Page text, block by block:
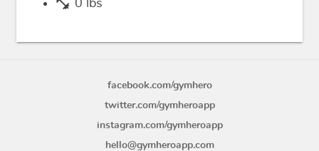
0 lbs
facebook.com/gymhero
twitter.com/gymheroapp
instagram.com/gymheroapp
hello@gymheroapp.com